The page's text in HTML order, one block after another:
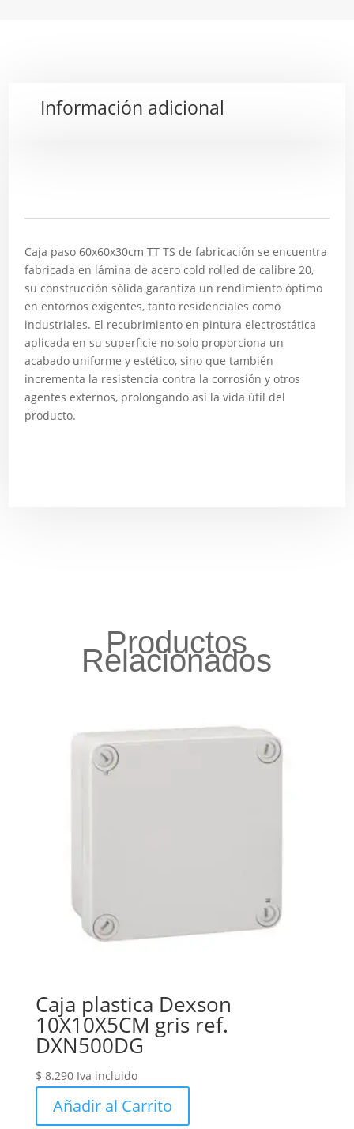
Información adicional
Caja paso 60x60x30cm TT TS de fabricación se encuentra
fabricada en lámina de acero cold rolled de calibre 20,
su construcción sólida garantiza un rendimiento óptimo
en entornos exigentes, tanto residenciales como
industriales. El recubrimiento en pintura electrostática
aplicada en su superficie no solo proporciona un
acabado uniforme y estético, sino que también
incrementa la resistencia contra la corrosión y otros
agentes externos, prolongando así la vida útil del
producto.
Productos
Relacionados
Caja plastica Dexson
10X10X5CM gris ref.
DXN500DG
$ 8.290 Iva incluido
Añadir al Carrito